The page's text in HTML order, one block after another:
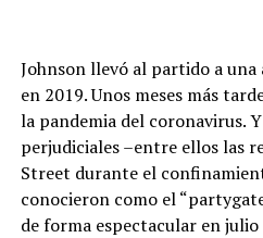
Johnson llevó al partido a
en 2019. Unos meses más
la pandemia del coronavirus.
perjudiciales –entre ellos las
Street durante el
conocieron como el
de forma espectacular en julio